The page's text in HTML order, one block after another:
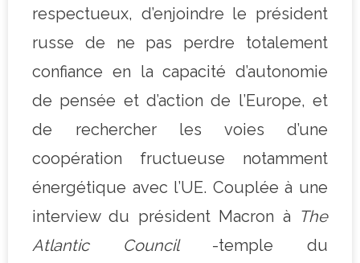
respectueux, d’enjoindre le président
russe de ne pas perdre totalement
confiance en la capacité d’autonomie
de pensée et d’action de l’Europe, et
de rechercher les voies d’une
coopération fructueuse notamment
énergétique avec l’UE. Couplée à une
interview du président Macron à The
Atlantic Council-temple du